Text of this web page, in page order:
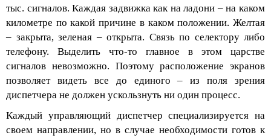
тыс. сигналов. Каждая задвижка как на ладони – на каком
километре по какой причине в каком положении. Желтая
– закрыта, зеленая – открыта. Связь по селектору либо
телефону. Выделить что-то главное в этом царстве
сигналов невозможно. Поэтому расположение экранов
позволяет видеть все до единого – из поля зрения
диспетчера не должен ускользнуть ни один процесс.
Каждый управляющий диспетчер специализируется на
своем направлении, но в случае необходимости готов к